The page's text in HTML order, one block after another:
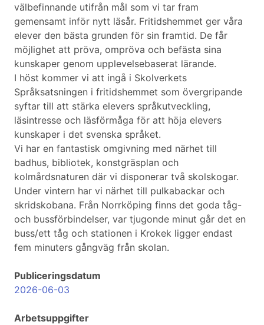
välbefinnande utifrån mål som vi tar fram
gemensamt inför nytt läsår. Fritidshemmet ger våra
elever den bästa grunden för sin framtid. De får
möjlighet att pröva, ompröva och befästa sina
kunskaper genom upplevelsebaserat lärande.
I höst kommer vi att ingå i Skolverkets
Språksatsningen i fritidshemmet som övergripande
syftar till att stärka elevers språkutveckling,
läsintresse och läsförmåga för att höja elevers
kunskaper i det svenska språket.
Vi har en fantastisk omgivning med närhet till
badhus, bibliotek, konstgräsplan och
kolmårdsnaturen där vi disponerar två skolskogar.
Under vintern har vi närhet till pulkabackar och
skridskobana. Från Norrköping finns det goda tåg-
och bussförbindelser, var tjugonde minut går det en
buss/ett tåg och stationen i Krokek ligger endast
fem minuters gångväg från skolan.
Publiceringsdatum
2026-06-03
Arbetsuppgifter